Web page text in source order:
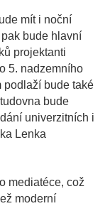
mít i noční
bude hlavní
projektanti
5. nadzemního
podlaží bude také
bude
univerzitních i
Lenka
mediatéce, což
moderní